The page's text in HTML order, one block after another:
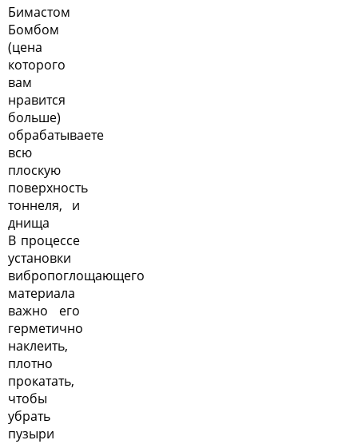
Бимастом
Бомбом
(цена
которого
вам
нравится
больше)
обрабатываете
всю
плоскую
поверхность
тоннеля, и
днища
В процессе
установки
вибропоглощающего
материала
важно его
герметично
наклеить,
плотно
прокатать,
чтобы
убрать
пузыри